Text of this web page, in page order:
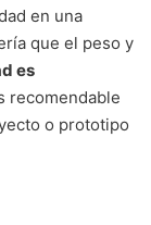
en una
que el peso y
es
recomendable
o prototipo